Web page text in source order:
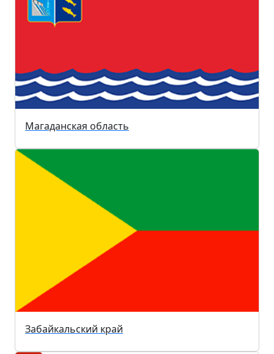
Магаданская область
Забайкальский край